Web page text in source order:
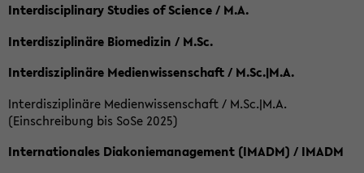
Interdisciplinary Studies of Science / M.A.
Interdisziplinäre Biomedizin / M.Sc.
Interdisziplinäre Medienwissenschaft / M.Sc.|M.A.
Interdisziplinäre Medienwissenschaft / M.Sc.|M.A.
(Einschreibung bis SoSe 2025)
Internationales Diakoniemanagement (IMADM) / IMADM